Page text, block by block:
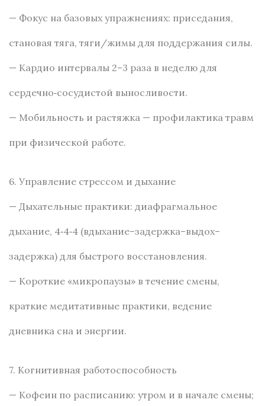
— Фокус на базовых упражнениях: приседания,
становая тяга, тяги/жимы для поддержания силы.
— Кардио интервалы 2–3 раза в неделю для
сердечно‑сосудистой выносливости.
— Мобильность и растяжка — профилактика травм
при физической работе.
6. Управление стрессом и дыхание
— Дыхательные практики: диафрагмальное
дыхание, 4‑4‑4 (вдыхание–задержка–выдох–
задержка) для быстрого восстановления.
— Короткие «микропаузы» в течение смены,
краткие медитативные практики, ведение
дневника сна и энергии.
7. Когнитивная работоспособность
— Кофеин по расписанию: утром и в начале смены;